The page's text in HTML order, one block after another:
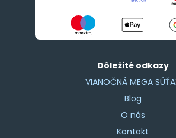
Dôležité odkazy
VIANOČNÁ MEGA
Blog
O nás
Kontakt